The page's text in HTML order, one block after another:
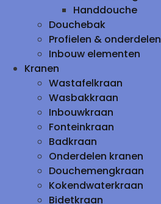
Handdouche
Douchebak
Profielen & onderdelen
Inbouw elementen
Kranen
Wastafelkraan
Wasbakkraan
Inbouwkraan
Fonteinkraan
Badkraan
Onderdelen kranen
Douchemengkraan
Kokendwaterkraan
Bidetkraan